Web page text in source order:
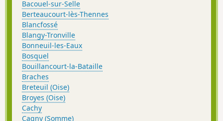
Bacouel-sur-Selle
Berteaucourt-lès-Thennes
Blancfossé
Blangy-Tronville
Bonneuil-les-Eaux
Bosquel
Bouillancourt-la-Bataille
Braches
Breteuil (Oise)
Broyes (Oise)
Cachy
Cagny (Somme)